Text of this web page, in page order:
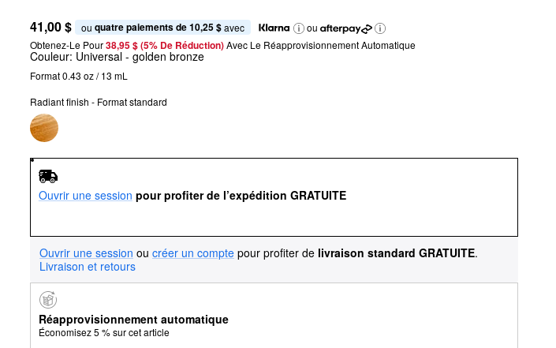
41,00 $ ou quatre paiements de 10,25 $ avec
ou
Obtenez-Le Pour38,95 $ (5% De Réduction) Avec Le Réapprovisionnement Automatique
Couleur: Universal - golden bronze
Format 0.43 oz / 13 mL
Radiant finish - Format standard
Ouvrir une session pour profiter de l’expédition GRATUITE
Ouvrir une session ou créer un compte pour profiter de livraison standard GRATUITE.
Livraison et retours
Réapprovisionnement automatique
Économisez 5 % sur cet article